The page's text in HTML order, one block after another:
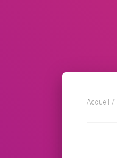
Accueil /